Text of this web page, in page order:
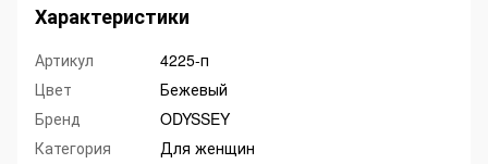
Характеристики
Артикул
4225-п
Цвет
Бежевый
Бренд
ODYSSEY
Категория
Для женщин